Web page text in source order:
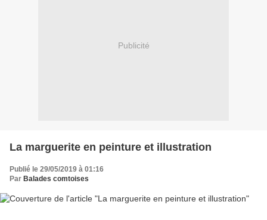
Publicité
La marguerite en peinture et illustration
Publié le 29/05/2019 à 01:16
Par Balades comtoises